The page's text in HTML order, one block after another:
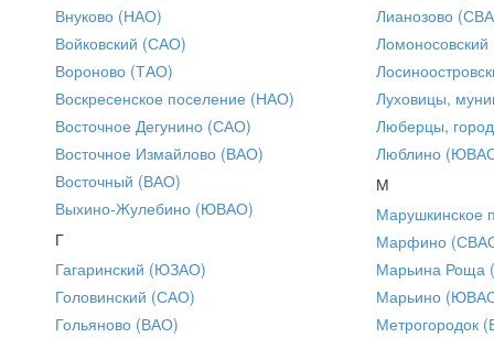
Внуково (НАО)
Войковский (САО)
Вороново (ТАО)
Воскресенское поселение (НАО)
Восточное Дегунино (САО)
Восточное Измайлово (ВАО)
Восточный (ВАО)
Выхино-Жулебино (ЮВАО)
Г
Гагаринский (ЮЗАО)
Головинский (САО)
Гольяново (ВАО)
Лианозово
Луховицы,
Люберцы,
Люблино
М
Марушкинское
Марфино
Марьина Роща
Марьино
Метрогородок